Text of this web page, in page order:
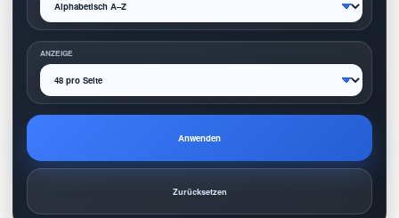
ANZEIGE
Anwenden
Zurücksetzen